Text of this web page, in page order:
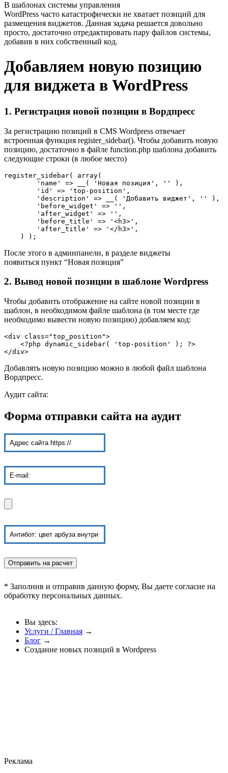
В шаблонах системы управления
WordPress часто катастрофически не хватает позиций для
размещения виджетов. Данная задача решается довольно
просто, достаточно отредактировать пару файлов системы,
добавив в них собственный код.
Добавляем новую позицию
для виджета в WordPress
1. Регистрация новой позиции в Вордпресс
За регистрацию позиций в CMS Wordpress отвечает
встроенная функция register_sidebar(). Чтобы добавить новую
позицию, достаточно в файле function.php шаблона добавить
следующие строки (в любое место)
register_sidebar( array(
        'name' => __( 'Новая позиция', '' ),
        'id' => 'top-position',
        'description' => __( 'Добавить виджет', '' ),
        'before_widget' => '',
        'after_widget' => '',
        'before_title' => '<h3>',
        'after_title' => '</h3>',
    ) );
После этого в админпанели, в разделе виджеты
появиться пункт “Новая позиция”
2. Вывод новой позиции в шаблоне Wordpress
Чтобы добавить отображение на сайте новой позиции в
шаблон, в необходимом файле шаблона (в том месте где
необходимо вывести новую позицию) добавляем код:
<div class="top_position">
    <?php dynamic_sidebar( 'top-position' ); ?>
</div>
Добавлять новую позицию можно в любой файл шаблона
Вордпресс.
Аудит сайта:
Форма отправки сайта на аудит
* Заполнив и отправив данную форму, Вы даете согласие на
обработку персональных данных.
Вы здесь:
Услуги / Главная →
Блог →
Создание новых позиций в Wordpress
Реклама